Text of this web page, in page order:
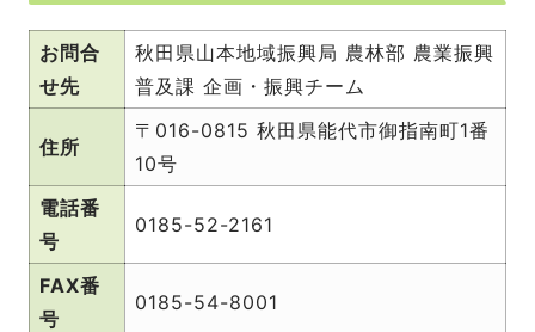
お問合
せ先
秋田県山本地域振興局 農林部 農業振興
普及課 企画・振興チーム
住所
〒016-0815 秋田県能代市御指南町1番
10号
電話番
号
0185-52-2161
FAX番
号
0185-54-8001